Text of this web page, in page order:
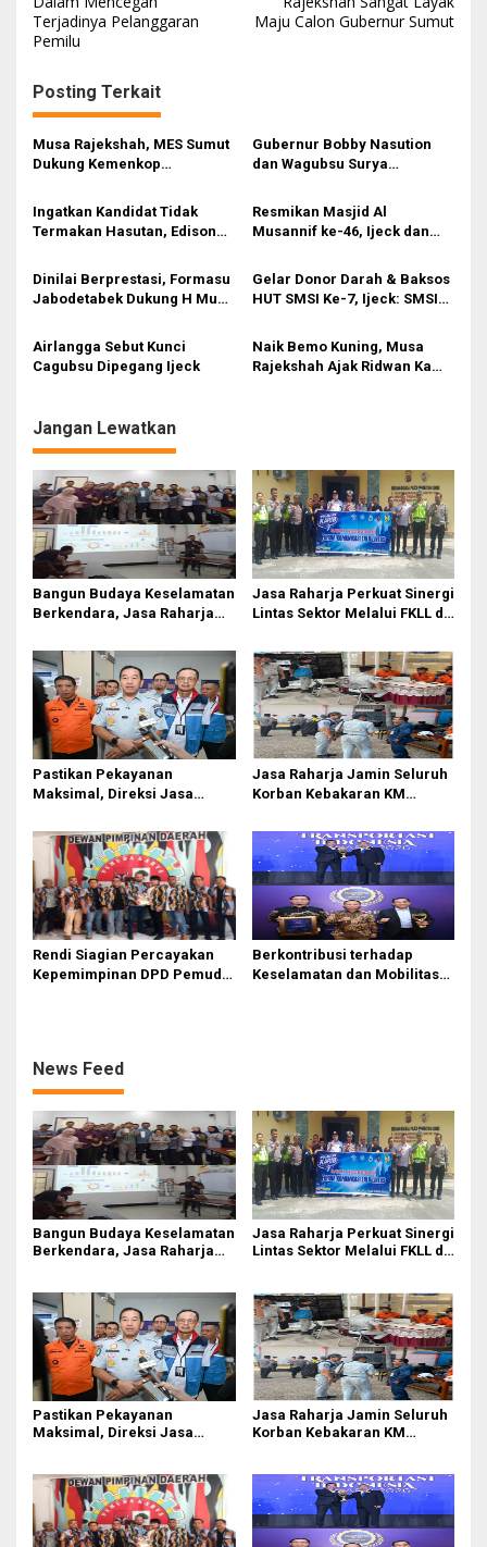
v
g
a
s
p
o
s
Terjadinya Pelanggaran
Pemilu
Maju Calon Gubernur Sumut
Posting Terkait
Musa Rajekshah, MES Sumut
Dukung Kemenkop
Merah Putih Berpola Syariah
Gubernur Bobby Nasution
dan Wagubsu Surya
Rajekshah
Ingatkan Kandidat Tidak
Termakan Hasutan, Edison
Pimpin Golkar Sumut Tak
Terbantahkan
Resmikan Masjid Al
Musannif ke-46, Ijeck dan
Sampaikan Pesan Ini
Dinilai Berprestasi, Formasu
Jabodetabek Dukung H Musa
Gubernur Sumut
Gelar Donor Darah & Baksos
HUT SMSI Ke-7, Ijeck: SMSI
Kalangan
Airlangga Sebut Kunci
Cagubsu Dipegang Ijeck
Naik Bemo Kuning, Musa
Rajekshah Ajak Ridwan Kamil
Jangan Lewatkan
Bangun Budaya Keselamatan
Berkendara, Jasa Raharja
Pasifik Medan Industri
Jasa Raharja Perkuat Sinergi
Lintas Sektor Melalui FKLL di
Pastikan Pekayanan
Maksimal, Direksi Jasa
Kebakaran KM Mutiara
Sentosa II
Jasa Raharja Jamin Seluruh
Korban Kebakaran KM
Perairan Sumenep
Rendi Siagian Percayakan
Kepemimpinan DPD Pemuda
Berkontribusi terhadap
Keselamatan dan Mobilitas
News Feed
Bangun Budaya Keselamatan
Berkendara, Jasa Raharja
Jasa Raharja Perkuat Sinergi
Lintas Sektor Melalui FKLL di
Pastikan Pekayanan
Maksimal, Direksi Jasa
Sentosa II
Jasa Raharja Jamin Seluruh
Korban Kebakaran KM